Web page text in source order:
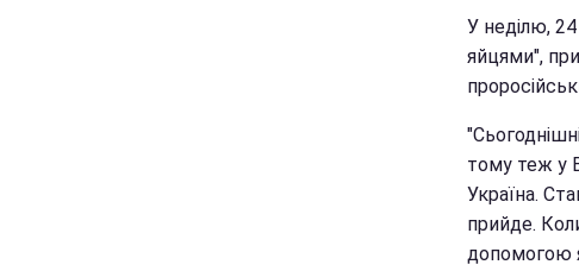
У неділю,
яйцями",
тому теж у
Україна.
прийде.
допомогою